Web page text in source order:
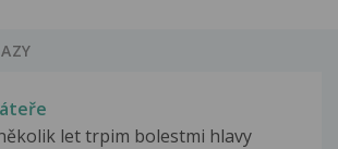
let trpim bolestmi hlavy